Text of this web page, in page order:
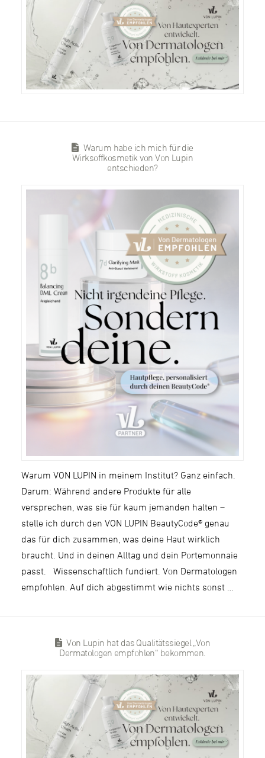
Warum habe ich mich für die
Wirksoffkosmetik von Von Lupin
entschieden?
Warum VON LUPIN in meinem Institut? Ganz einfach.
Darum: Während andere Produkte für alle
versprechen, was sie für kaum jemanden halten –
stelle ich durch den VON LUPIN BeautyCode® genau
das für dich zusammen, was deine Haut wirklich
braucht. Und in deinen Alltag und dein Portemonnaie
passt. Wissenschaftlich fundiert. Von Dermatologen
empfohlen. Auf dich abgestimmt wie nichts sonst …
Von Lupin hat das Qualitätssiegel „Von
Dermatologen empfohlen“ bekommen.